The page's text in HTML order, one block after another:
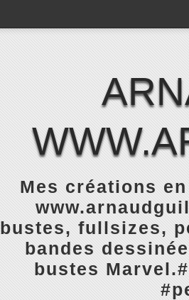
Mes créations
bustes, fullsizes,
bandes
bustes